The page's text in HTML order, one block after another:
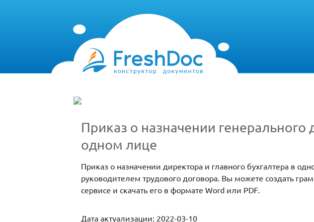
Приказ о назначении
одном лице
Приказ о назначении директора и главного бухгалтера в
руководителем трудового договора. Вы можете создать
сервисе и скачать его в формате Word или PDF.
Дата актуализации: 2022-03-10